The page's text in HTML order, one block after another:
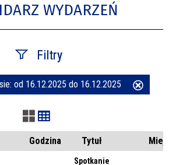
WYDARZEŃ
Filtry
od 16.12.2025 do 16.12.2025
Godzina Tytuł
Spotkanie